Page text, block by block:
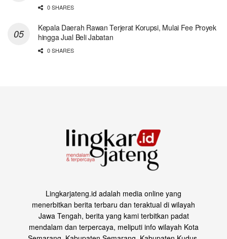
0 SHARES
Kepala Daerah Rawan Terjerat Korupsi, Mulai Fee Proyek
hingga Jual Beli Jabatan
0 SHARES
Lingkarjateng.id adalah media online yang
menerbitkan berita terbaru dan teraktual di wilayah
Jawa Tengah, berita yang kami terbitkan padat
mendalam dan terpercaya, meliputi info wilayah Kota